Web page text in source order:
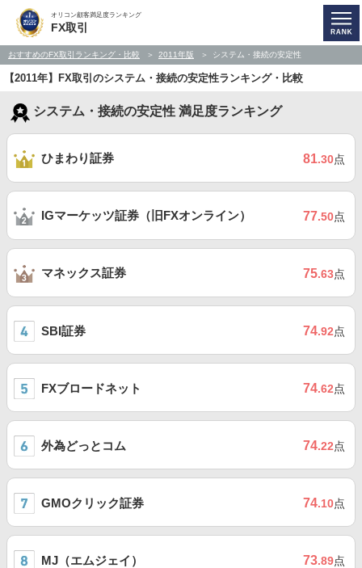
オリコン顧客満足度ランキング
FX取引
おすすめのFX取引ランキング・比較 2011年版 システム・接続の安定性
【2011年】FX取引のシステム・接続の安定性ランキング・比較
システム・接続の安定性 満足度ランキング
ひまわり証券 81.30点
IGマーケッツ証券（旧FXオンライン） 77.50点
マネックス証券 75.63点
SBI証券 74.92点
FXブロードネット 74.62点
外為どっとコム 74.22点
GMOクリック証券 74.10点
MJ（エムジェイ） 73.89点